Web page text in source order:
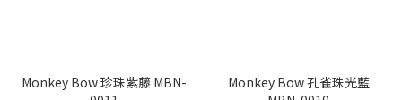
Monkey Bow 珍珠紫藤 MBN-
Monkey Bow 孔雀珠光藍